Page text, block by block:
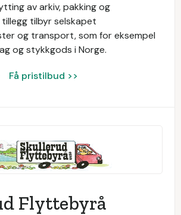
av arkiv, pakking og
tilbyr selskapet
og transport, som for eksempel
og stykkgods i Norge.
Få pristilbud >>
Flyttebyrå